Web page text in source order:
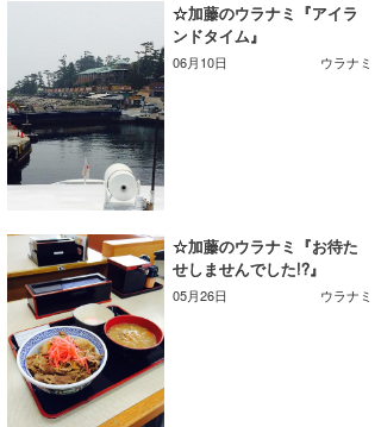
☆加藤のウラナミ『アイラ
ンドタイム』
06月10日 ウラナミ
☆加藤のウラナミ『お待た
せしませんでした!?』
05月26日 ウラナミ